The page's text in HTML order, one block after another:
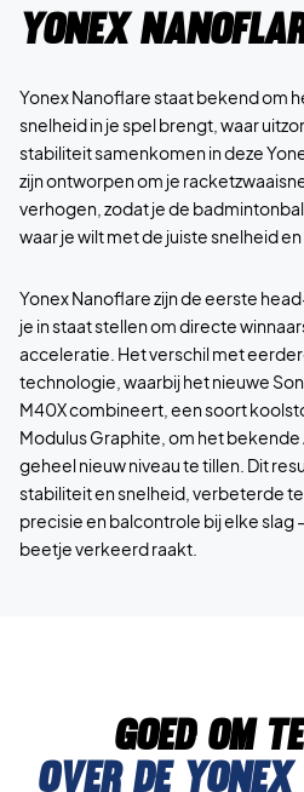
Yonex
Yonex Nanoflare staat bekend om
snelheid in je spel brengt, waar
stabiliteit samenkomen in deze
zijn ontworpen om je
verhogen, zodat je de
waar je wilt met de juiste snelheid en
Yonex Nanoflare zijn de eerste
je in staat stellen om directe
acceleratie. Het verschil met
technologie, waarbij het nieuwe
M40X combineert, een soort
Modulus Graphite, om het bekende
geheel nieuw niveau te tillen. Dit
stabiliteit en snelheid, verbeterde
precisie en balcontrole bij elke slag
beetje verkeerd raakt.
Goed om
Over de